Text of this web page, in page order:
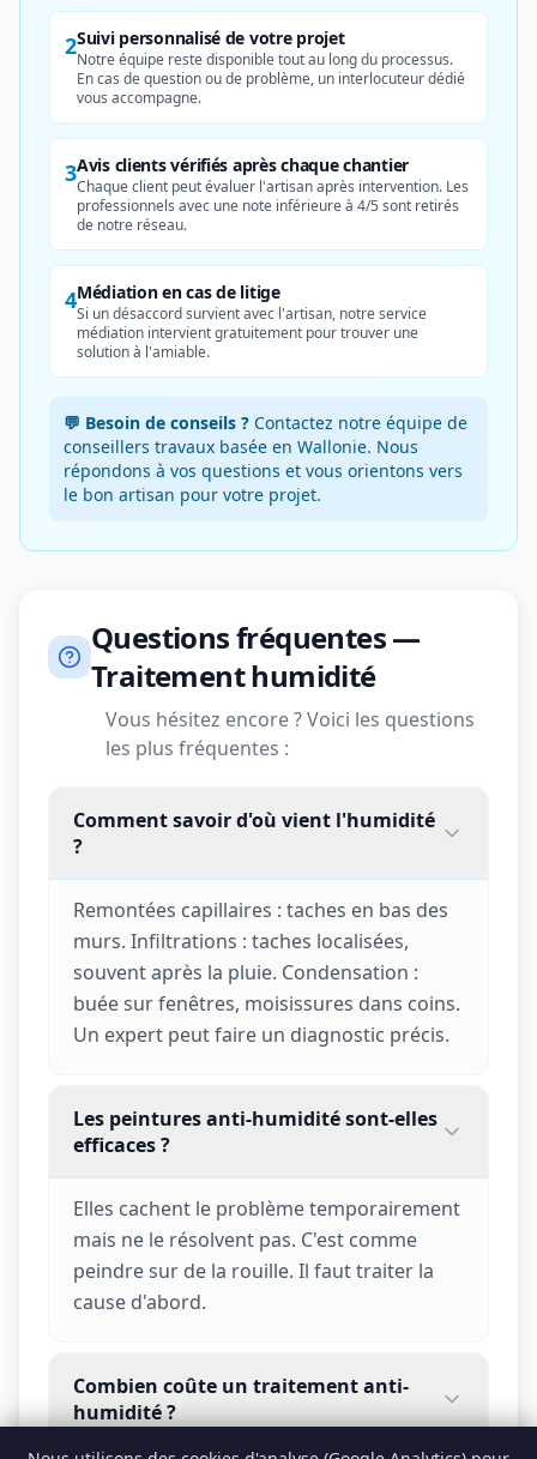
2Suivi personnalisé de votre projet
Notre équipe reste disponible tout au long du processus.
En cas de question ou de problème, un interlocuteur dédié
vous accompagne.
3Avis clients vérifiés après chaque chantier
Chaque client peut évaluer l'artisan après intervention. Les
professionnels avec une note inférieure à 4/5 sont retirés
de notre réseau.
4Médiation en cas de litige
Si un désaccord survient avec l'artisan, notre service
médiation intervient gratuitement pour trouver une
solution à l'amiable.
💬 Besoin de conseils ? Contactez notre équipe de
conseillers travaux basée en Wallonie. Nous
répondons à vos questions et vous orientons vers
le bon artisan pour votre projet.
Questions fréquentes —
Traitement humidité
Vous hésitez encore ? Voici les questions
les plus fréquentes :
Comment savoir d'où vient l'humidité
?
Remontées capillaires : taches en bas des
murs. Infiltrations : taches localisées,
souvent après la pluie. Condensation :
buée sur fenêtres, moisissures dans coins.
Un expert peut faire un diagnostic précis.
Les peintures anti-humidité sont-elles
efficaces ?
Elles cachent le problème temporairement
mais ne le résolvent pas. C'est comme
peindre sur de la rouille. Il faut traiter la
cause d'abord.
Combien coûte un traitement anti-
humidité ?